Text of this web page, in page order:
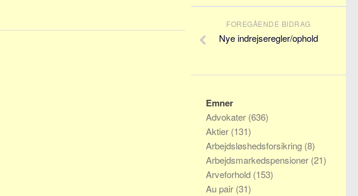
FOREGÅENDE BIDRAG
Nye indrejseregler/ophold
Emner
Advokater (636)
Aktier (131)
Arbejdsløshedsforsikring (8)
Arbejdsmarkedspensioner (21)
Arveforhold (153)
Au pair (31)